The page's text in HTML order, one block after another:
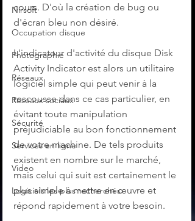
Nirsoft
Occupation disque
Photographie
Réseaux
Réseaux sociaux
Sécurité
Services en ligne
Video
Logiciels les plus recherchés
cours. D'où la création de bug ou
d'écran bleu non désiré.
L'indicateur d'activité du disque Disk
Activity Indicator est alors un utilitaire
logiciel simple qui peut venir à la
rescousse dans ce cas particulier, en
évitant toute manipulation
préjudiciable au bon fonctionnement
de votre machine. De tels produits
existent en nombre sur le marché,
mais celui qui suit est certainement le
plus simple à mettre en œuvre et
répond rapidement à votre besoin.